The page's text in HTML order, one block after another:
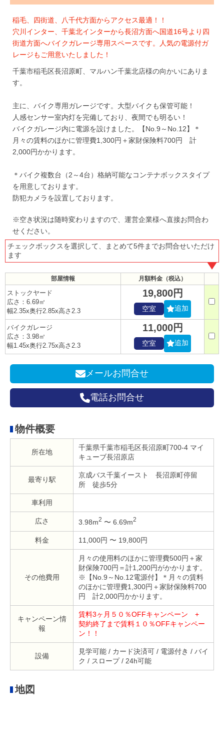
稲毛、四街道、八千代方面からアクセス最適！！
穴川インター、千葉北インターから長沼方面へ国道16号より四
街道方面へバイクガレージ専用スペースです。人気の電源付ガ
レージもご用意いたしました！
千葉市稲毛区長沼原町、マルハン千葉北店様の向かいにありま
す。
主に、バイク専用ガレージです。大型バイクも保管可能！
人感センサー室内灯を完備しており、夜間でも明るい！
バイクガレージ内に電源を設けました。【No.9～No.12】＊
月々の賃料のほかに管理費1,300円＋家財保険料700円 計
2,000円かかります。
＊バイク複数台（2～4台）格納可能なコンテナボックスタイプ
を用意しております。
防犯カメラを設置しております。
※空き状況は随時変わりますので、運営企業様へ直接お問合わ
せください。
チェックボックスを選択して、まとめて5件までお問合せいただけ
ます
部屋情報 月額料金（税込）
ストックヤード
広さ：6.69㎡
幅2.35x奥行2.85x高さ2.3
19,800円
空室 追加
バイクガレージ
広さ：3.98㎡
幅1.45x奥行2.75x高さ2.3
11,000円
空室 追加
メールお問合せ
電話お問合せ
物件概要
所在地
千葉県千葉市稲毛区長沼原町700-4 マイ
キューブ長沼原店
最寄り駅
京成バス千葉イースト 長沼原町停留
所 徒歩5分
車利用
広さ 3.98m2 〜 6.69m2
料金 11,000円 〜 19,800円
その他費用
月々の使用料のほかに管理費500円＋家
財保険700円＝計1,200円がかかります。
※【No.9～No.12電源付】＊月々の賃料
のほかに管理費1,300円＋家財保険料700
円 計2,000円かかります。
キャンペーン情
報
賃料3ヶ月５０％OFFキャンペーン +
契約終了まで賃料１０％OFFキャンペー
ン！！
設備
見学可能 / カード決済可 / 電源付き / バイ
ク / スロープ / 24h可能
地図